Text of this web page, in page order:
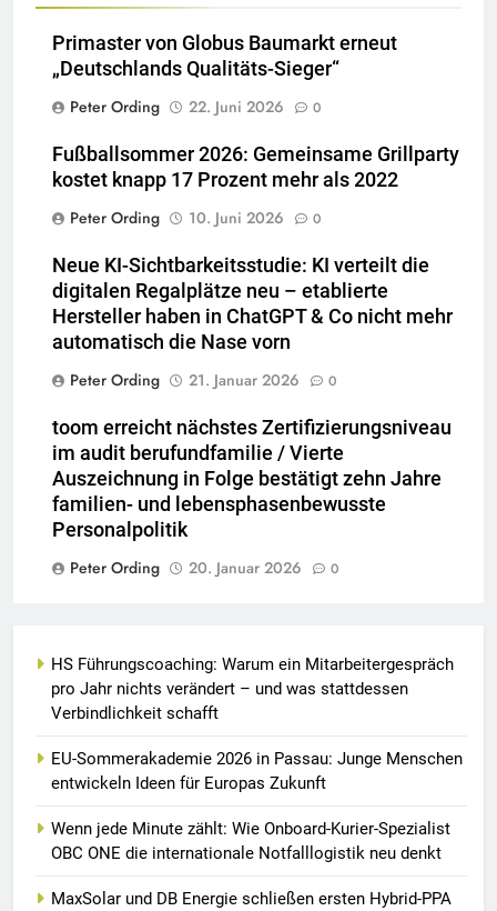
Primaster von Globus Baumarkt erneut
„Deutschlands Qualitäts-Sieger“
Peter Ording
22. Juni 2026 0
Fußballsommer 2026: Gemeinsame Grillparty
kostet knapp 17 Prozent mehr als 2022
Peter Ording
10. Juni 2026 0
Neue KI-Sichtbarkeitsstudie: KI verteilt die
digitalen Regalplätze neu – etablierte
Hersteller haben in ChatGPT & Co nicht mehr
automatisch die Nase vorn
Peter Ording
21. Januar 2026 0
toom erreicht nächstes Zertifizierungsniveau
im audit berufundfamilie / Vierte
Auszeichnung in Folge bestätigt zehn Jahre
familien- und lebensphasenbewusste
Personalpolitik
Peter Ording
20. Januar 2026 0
HS Führungscoaching: Warum ein Mitarbeitergespräch
pro Jahr nichts verändert – und was stattdessen
Verbindlichkeit schafft
EU-Sommerakademie 2026 in Passau: Junge Menschen
entwickeln Ideen für Europas Zukunft
Wenn jede Minute zählt: Wie Onboard-Kurier-Spezialist
OBC ONE die internationale Notfalllogistik neu denkt
MaxSolar und DB Energie schließen ersten Hybrid-PPA